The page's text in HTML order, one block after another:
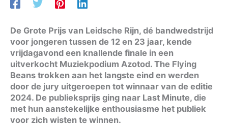
De Grote Prijs van Leidsche Rijn, dé bandwedstrijd
voor jongeren tussen de 12 en 23 jaar, kende
vrijdagavond een knallende finale in een
uitverkocht Muziekpodium Azotod. The Flying
Beans trokken aan het langste eind en werden
door de jury uitgeroepen tot winnaar van de editie
2024. De publieksprijs ging naar Last Minute, die
met hun aanstekelijke enthousiasme het publiek
voor zich wisten te winnen.